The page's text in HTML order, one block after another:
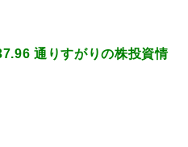
通りすがりの株投資情